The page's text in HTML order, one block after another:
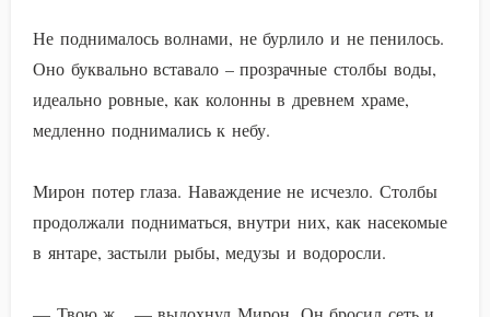
Не поднималось волнами, не бурлило и не пенилось.
Оно буквально вставало – прозрачные столбы воды,
идеально ровные, как колонны в древнем храме,
медленно поднимались к небу.
Мирон потер глаза. Наваждение не исчезло. Столбы
продолжали подниматься, внутри них, как насекомые
в янтаре, застыли рыбы, медузы и водоросли.